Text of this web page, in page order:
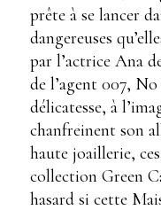
prête à se lancer
dangereuses
par l’actrice Ana
de l’agent 007,
délicatesse, à
chanfreinent son
haute joaillerie,
collection Green
hasard si cette